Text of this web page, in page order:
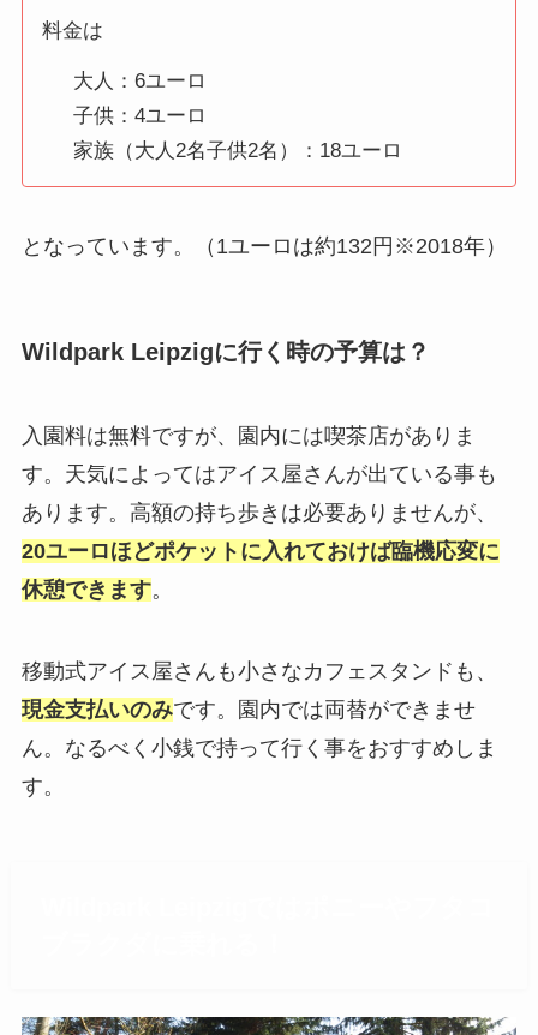
料金は
大人：6ユーロ
子供：4ユーロ
家族（大人2名子供2名）：18ユーロ
となっています。（1ユーロは約132円※2018年）
Wildpark Leipzigに行く時の予算は？
入園料は無料ですが、園内には喫茶店がありま
す。天気によってはアイス屋さんが出ている事も
あります。高額の持ち歩きは必要ありませんが、
20ユーロほどポケットに入れておけば臨機応変に
休憩できます。
移動式アイス屋さんも小さなカフェスタンドも、
現金支払いのみです。園内では両替ができませ
ん。なるべく小銭で持って行く事をおすすめしま
す。